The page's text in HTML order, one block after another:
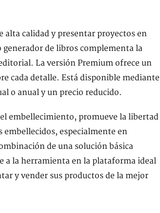
alta calidad y presentar proyectos en
de libros complementa la
La versión Premium ofrece un
cada detalle. Está disponible mediante
o anual y un precio reducido.
embellecimiento, promueve la libertad
especialmente en
de una solución básica
a la herramienta en la plataforma ideal
y vender sus productos de la mejor